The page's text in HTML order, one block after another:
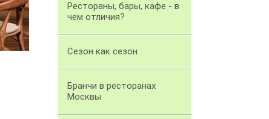
Рестораны, бары, кафе - в
чем отличия?
Сезон как сезон
Бранчи в ресторанах
Москвы